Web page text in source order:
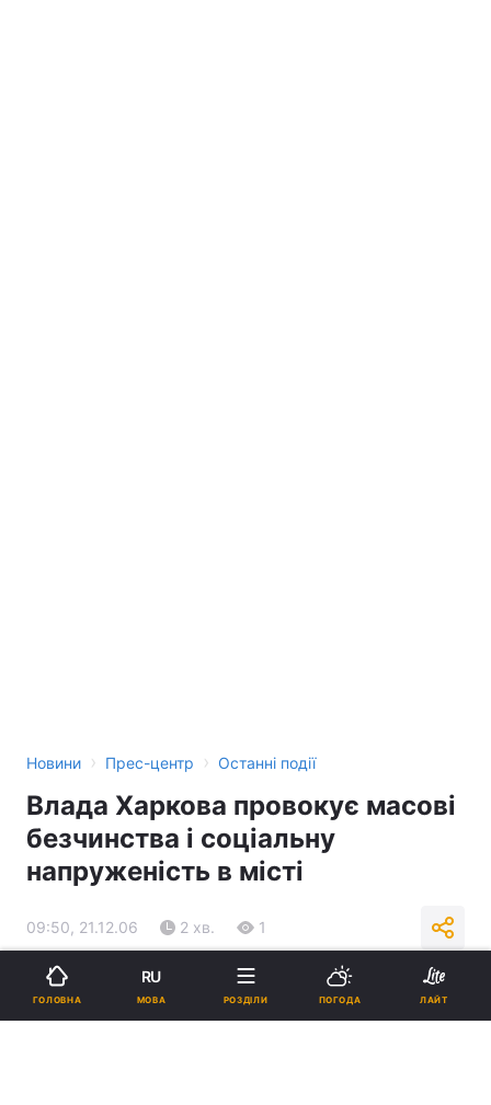
Новини › Прес-центр › Останні події
Влада Харкова провокує масові
безчинства і соціальну
напруженість в місті
09:50, 21.12.06 2 хв. 1
Підпишіться на нас в Google
ГОЛОВНА
RU
МОВА РОЗДІЛИ ПОГОДА ЛАЙТ